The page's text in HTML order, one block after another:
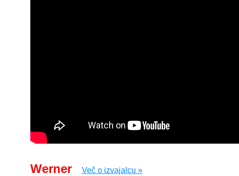
Werner Več o izvajalcu »